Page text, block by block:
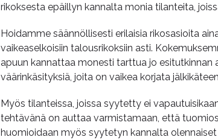
rikoksesta epäillyn kannalta monia tilanteita,
Hoidamme säännöllisesti erilaisia rikosasioita
vaikeaselkoisiin talousrikoksiin asti.
apuun kannattaa monesti tarttua jo esitutkinnan
väärinkäsityksiä, joita on vaikea korjata
Myös tilanteissa, joissa syytetty ei
tehtävänä on auttaa varmistamaan, että
huomioidaan myös syytetyn kannalta